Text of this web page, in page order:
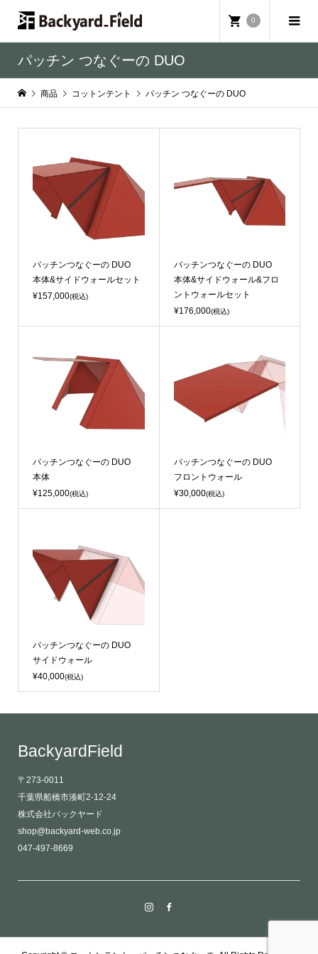
0
パッチン つなぐーの DUO
商品 コットンテント パッチン つなぐーの DUO
パッチンつなぐーの DUO
本体&サイドウォールセット
¥157,000(税込)
パッチンつなぐーの DUO
本体&サイドウォール&フロ
ントウォールセット
¥176,000(税込)
パッチンつなぐーの DUO
本体
¥125,000(税込)
パッチンつなぐーの DUO
フロントウォール
¥30,000(税込)
パッチンつなぐーの DUO
サイドウォール
¥40,000(税込)
BackyardField
〒273-0011
千葉県船橋市湊町2-12-24
株式会社バックヤード
shop@backyard-web.co.jp
047-497-8669